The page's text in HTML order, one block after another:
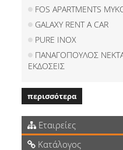
FOS APARTMENTS
GALAXY RENT A CAR
PURE INOX
ΠΑΝΑΓΟΠΟΥΛΟΣ
ΕΚΔΟΣΕΙΣ
περισσότερα
Εταιρείες
Κατάλογος